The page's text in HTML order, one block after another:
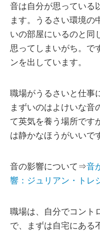
音は自分が思っている
ます。うるさい環境の
いの部屋にいるのと同
思ってしまいがち。で
ンを出しています。
職場がうるさいと仕事
まずいのはよけいな音
て英気を養う場所です
は静かなほうがいいで
音の影響について⇒音
響：ジュリアン・トレ
職場は、自分でコント
で、まずは自宅にある